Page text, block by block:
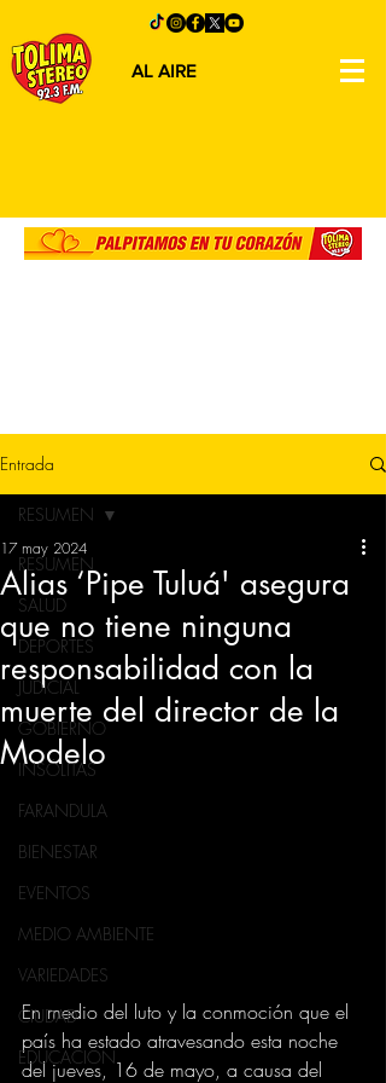
AL AIRE
Entrada
RESUMEN
SALUD
DEPORTES
JUDICIAL
GOBIERNO
INSÓLITAS
FARANDULA
BIENESTAR
EVENTOS
MEDIO AMBIENTE
VARIEDADES
CIUDAD
EDUCACION
RESUMEN
Alias ‘Pipe Tuluá' asegura
que no tiene ninguna
responsabilidad con la
muerte del director de la
Modelo
17 may 2024
En medio del luto y la conmoción que el
país ha estado atravesando esta noche
del jueves, 16 de mayo, a causa del